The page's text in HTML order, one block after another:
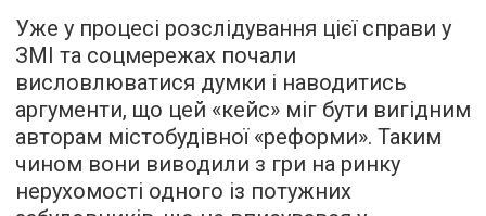
Уже у процесі розслідування цієї справи у
ЗМІ та соцмережах почали
висловлюватися думки і наводитись
аргументи, що цей «кейс» міг бути вигідним
авторам містобудівної «реформи». Таким
чином вони виводили з гри на ринку
нерухомості одного із потужних